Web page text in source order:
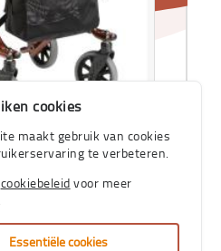
M
cookies
maakt gebruik van cookies
te verbeteren.
cookiebeleid voor meer
Essentiële cookies